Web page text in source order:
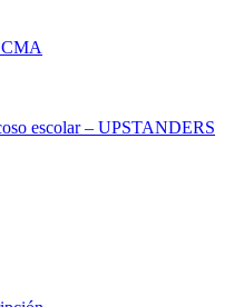
CMA
escolar – UPSTANDERS